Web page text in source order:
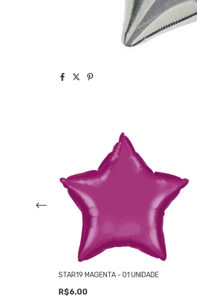
STAR19 MAGENTA - 01 UNIDADE
R$6,00